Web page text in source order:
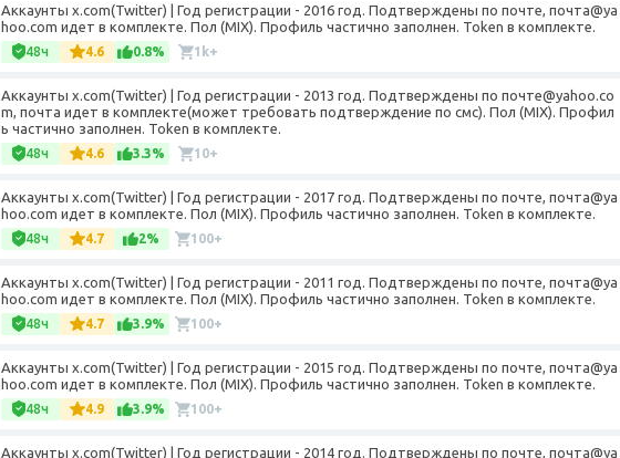
Аккаунты x.com(Twitter) | Год регистрации - 2016 год. Подтверждены по почте, почта@ya
hoo.com идет в комплекте. Пол (MIX). Профиль частично заполнен. Token в комплекте.
48ч 4.6 0.8% 1k+
Аккаунты x.com(Twitter) | Год регистрации - 2013 год. Подтверждены по почте@yahoo.co
m, почта идет в комплекте(может требовать подтверждение по смс). Пол (MIX). Профил
ь частично заполнен. Token в комплекте.
48ч 4.6 3.3% 10+
Аккаунты x.com(Twitter) | Год регистрации - 2017 год. Подтверждены по почте, почта@ya
hoo.com идет в комплекте. Пол (MIX). Профиль частично заполнен. Token в комплекте.
48ч 4.7 2% 100+
Аккаунты x.com(Twitter) | Год регистрации - 2011 год. Подтверждены по почте, почта@ya
hoo.com идет в комплекте. Пол (MIX). Профиль частично заполнен. Token в комплекте.
48ч 4.7 3.9% 100+
Аккаунты x.com(Twitter) | Год регистрации - 2015 год. Подтверждены по почте, почта@ya
hoo.com идет в комплекте. Пол (MIX). Профиль частично заполнен. Token в комплекте.
48ч 4.9 3.9% 100+
Аккаунты x.com(Twitter) | Год регистрации - 2014 год. Подтверждены по почте, почта@ya